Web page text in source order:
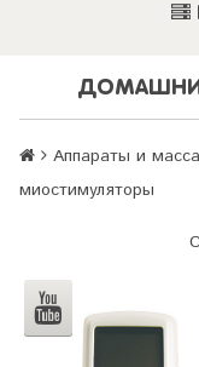
Аппараты и
миостимуляторы